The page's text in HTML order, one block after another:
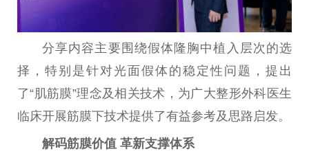
分享内容主要围绕假体隆胸中植入层次的选
择，特别是针对光面假体的稳定性 问题， 提出
了“肌筋膜”理念及相关技术，为广大整形外科医生
临床开展筋膜下技术提供了有益参考及思路启发。
解码筋膜价值 革新支撑体系